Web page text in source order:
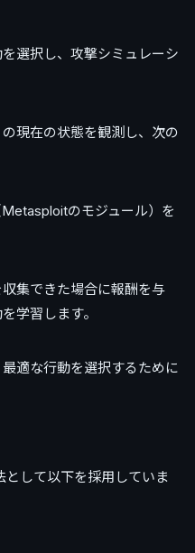
選択し、攻撃シミュレーシ
現在の状態を観測し、次の
のモジュール）を
集できた場合に報酬を与
学習します。
適な行動を選択するために
して以下を採用していま